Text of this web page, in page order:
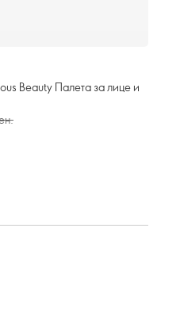
Beauty Палета за лице и